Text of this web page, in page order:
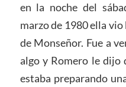
en la noche del
marzo de 1980 ella
de Monseñor. Fue a
algo y Romero le dijo
estaba preparando